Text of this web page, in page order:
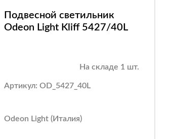
Подвесной светильник
Odeon Light Kliff 5427/40L
На складе 1 шт.
Артикул: OD_5427_40L
Odeon Light (Италия)